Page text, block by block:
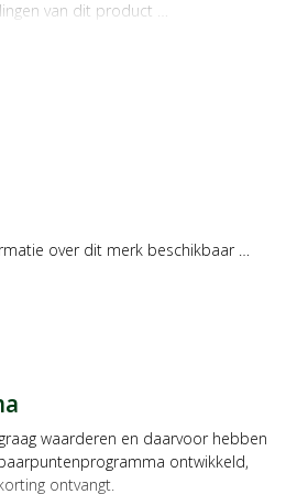
aan te brengen
aanbrengen
lang
en intensieve behandeling van
(teen)nagels.
nagellak, stof of olie voordat u
van dit product …
over dit merk beschikbaar …
waarderen en daarvoor hebben
ontwikkeld,
ontvangt.